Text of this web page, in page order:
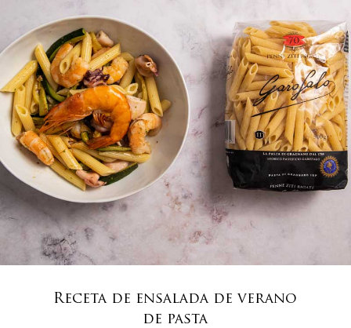
Receta de ensalada de verano
de pasta